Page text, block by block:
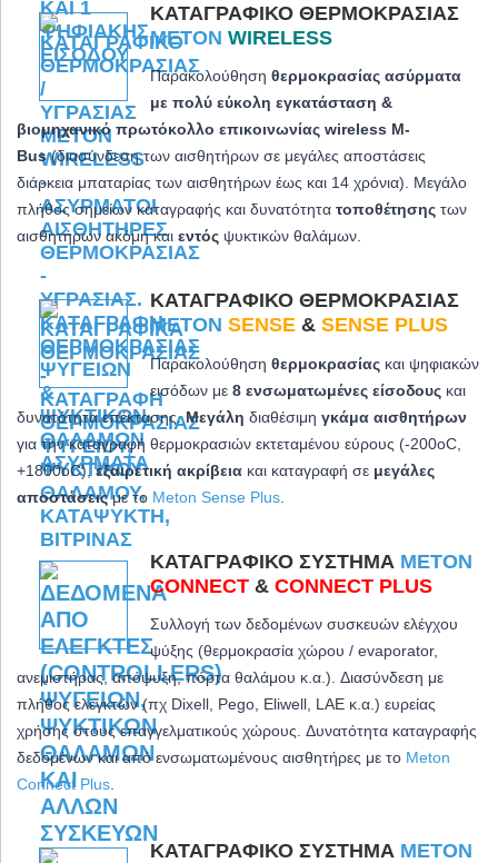
ΚΑΤΑΓΡΑΦΙΚΌ ΘΕΡΜΟΚΡΑΣΊΑΣ
METON WIRELESS
Παρακολούθηση θερμοκρασίας ασύρματα
με πολύ εύκολη εγκατάσταση &
βιομηχανικό πρωτόκολλο επικοινωνίας wireless M-
Bus(διασύνδεση των αισθητήρων σε μεγάλες αποστάσεις
διάρκεια μπαταρίας των αισθητήρων έως και 14 χρόνια). Μεγάλο
πλήθος σημείων καταγραφής και δυνατότητα τοποθέτησης των
αισθητήρων ακόμη και εντός ψυκτικών θαλάμων.
ΚΑΤΑΓΡΑΦΙΚΌ ΘΕΡΜΟΚΡΑΣΊΑΣ
METON SENSE & SENSE PLUS
Παρακολούθηση θερμοκρασίας και ψηφιακών
εισόδων με 8 ενσωματωμένες είσοδους και
δυνατότητα επέκτασης.Μεγάλη διαθέσιμη γκάμα αισθητήρων
για την καταγραφή θερμοκρασιών εκτεταμένου εύρους (-200oC,
+1800oC),εξαιρετική ακρίβεια και καταγραφή σε μεγάλες
αποστάσειςμε το Meton Sense Plus
ΚΑΤΑΓΡΑΦΙΚΌ ΣΎΣΤΗΜΑ METON
CONNECT & CONNECT PLUS
Συλλογή των δεδομένων συσκευών ελέγχου
ψύξης (θερμοκρασία χώρου / evaporator,
ανεμιστήρας, απόψυξη, πόρτα θαλάμου κ.α.) . Διασύνδεση με
πλήθος ελεγκτών (πχ Dixell, Pego, Eliwell, LAE κ.α.) ευρείας
χρήσης στους επαγγελματικούς χώρους. Δυνατότητα καταγραφής
δεδομένων και από ενσωματωμένους αισθητήρες με το Meton
Connect Plus
ΚΑΤΑΓΡΑΦΙΚΌ ΣΎΣΤΗΜΑ METON